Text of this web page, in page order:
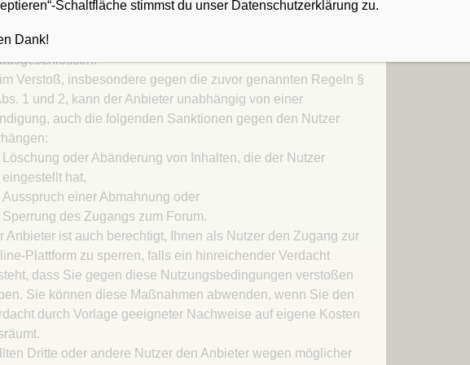
solcher Suchmaschineneinträge gegenüber dem Anbieter
Verstoß, insbesondere gegen die zuvor genannten Regeln §
1 und 2, kann der Anbieter unabhängig von einer
auch die folgenden Sanktionen gegen den Nutzer
Löschung oder Abänderung von Inhalten, die der Nutzer
eingestellt hat,
Ausspruch einer Abmahnung oder
Sperrung des Zugangs zum Forum.
Anbieter ist auch berechtigt, Ihnen als Nutzer den Zugang zur
Plattform zu sperren, falls ein hinreichender Verdacht
dass Sie gegen diese Nutzungsbedingungen verstoßen
Sie können diese Maßnahmen abwenden, wenn Sie den
durch Vorlage geeigneter Nachweise auf eigene Kosten
Dritte oder andere Nutzer den Anbieter wegen möglicher
Schaltfläche stimmst du unser Datenschutzerklärung zu.
Dank!